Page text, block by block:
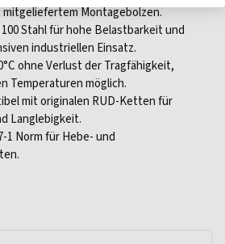
Montagebolzen.
Stahl für hohe Belastbarkeit und
industriellen Einsatz.
ohne Verlust der Tragfähigkeit,
Temperaturen möglich.
mit originalen RUD-Ketten für
Langlebigkeit.
1 Norm für Hebe- und